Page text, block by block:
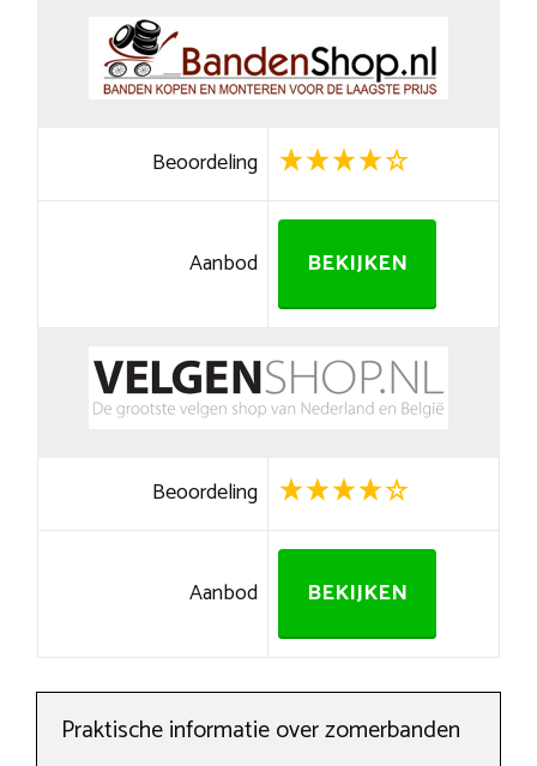
Beoordeling
Aanbod BEKIJKEN
Beoordeling
Aanbod BEKIJKEN
Praktische informatie over zomerbanden